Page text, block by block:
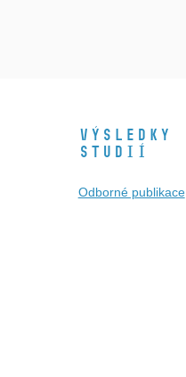
Výsledky
studií
Odborné publikace